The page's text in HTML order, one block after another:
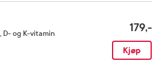
krom (625 %*). *av referanseinntak.
D- og K-vitamin
179,-
Kjøp